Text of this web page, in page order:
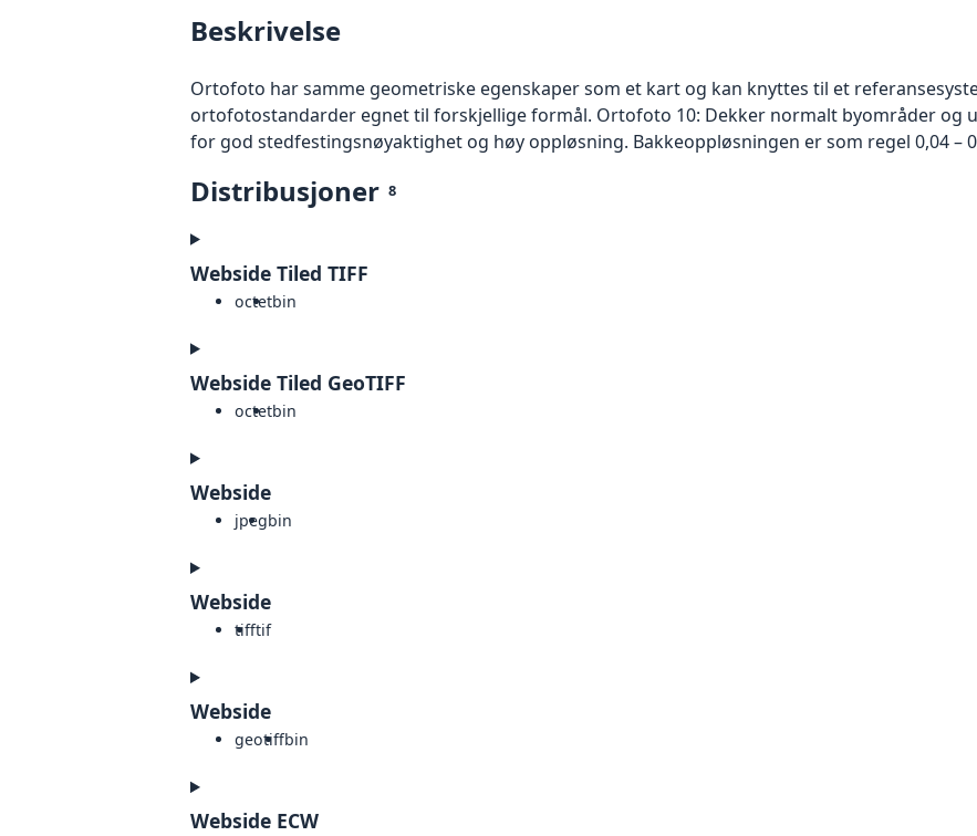
Beskrivelse
Ortofoto har samme geometriske egenskaper som et kart og kan knyttes til et
ortofotostandarder egnet til forskjellige formål. Ortofoto 10: Dekker normalt byområder og
for god stedfestingsnøyaktighet og høy oppløsning. Bakkeoppløsningen er som regel 0,04 –
Distribusjoner 8
Webside Tiled TIFF
octetbin
Webside Tiled GeoTIFF
octetbin
Webside
jpegbin
Webside
tifftif
Webside
geotiffbin
Webside ECW